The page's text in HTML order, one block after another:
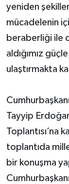
yeniden
mücadelenin
beraberliği ile
aldığımız
ulaştırmakta
Tayyip
Toplantısı’na
toplantıda
bir konuşma